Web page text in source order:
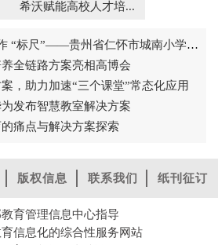
希沃赋能高校人才培...
AI 当 “镜子”，数据作 “标尺”——贵州省仁怀市城南小学 AI 课...
全链路方案亮相高博会
，助力加速“三个课堂”常态化应用
发布智慧教室解决方案
痛点与解决方案探索
版权信息 联系我们 纸刊征订
育管理信息中心指导
信息化的综合性服务网站